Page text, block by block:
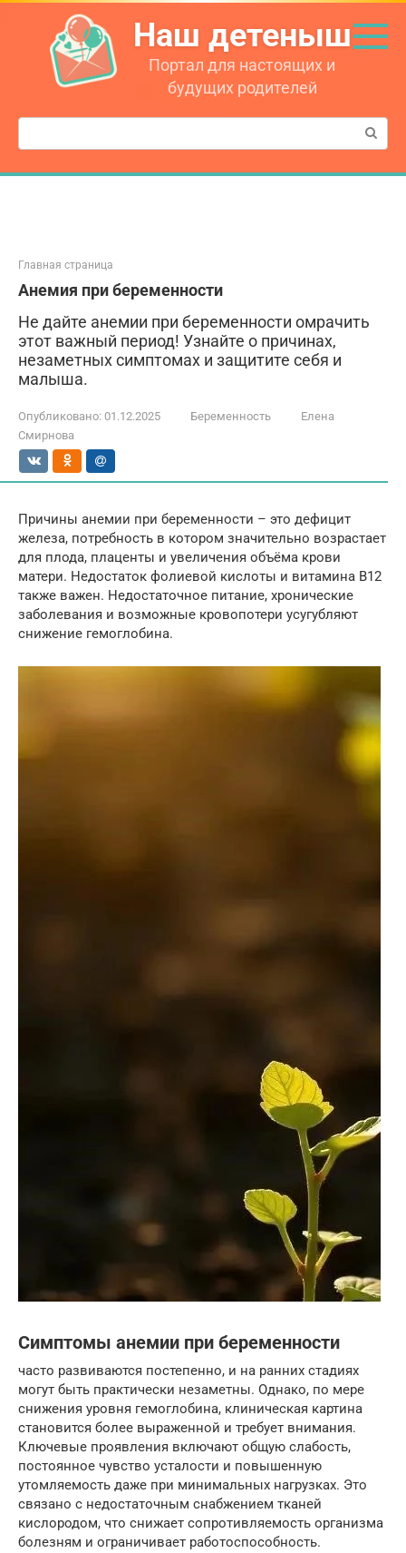
Перейти
контенту
Наш детеныш
Портал для настоящих и
будущих родителей
Поиск:
Главная страница
Анемия при беременности
Не дайте анемии при беременности омрачить
этот важный период! Узнайте о причинах,
незаметных симптомах и защитите себя и
малыша.
Опубликовано: 01.12.2025 Беременность
Елена
Смирнова
Причины анемии при беременности – это дефицит
железа, потребность в котором значительно возрастает
для плода, плаценты и увеличения объёма крови
матери. Недостаток фолиевой кислоты и витамина B12
также важен. Недостаточное питание, хронические
заболевания и возможные кровопотери усугубляют
снижение гемоглобина.
Симптомы анемии при беременности
часто развиваются постепенно, и на ранних стадиях
могут быть практически незаметны. Однако, по мере
снижения уровня гемоглобина, клиническая картина
становится более выраженной и требует внимания.
Ключевые проявления включают общую слабость,
постоянное чувство усталости и повышенную
утомляемость даже при минимальных нагрузках. Это
связано с недостаточным снабжением тканей
кислородом, что снижает сопротивляемость организма
болезням и ограничивает работоспособность.